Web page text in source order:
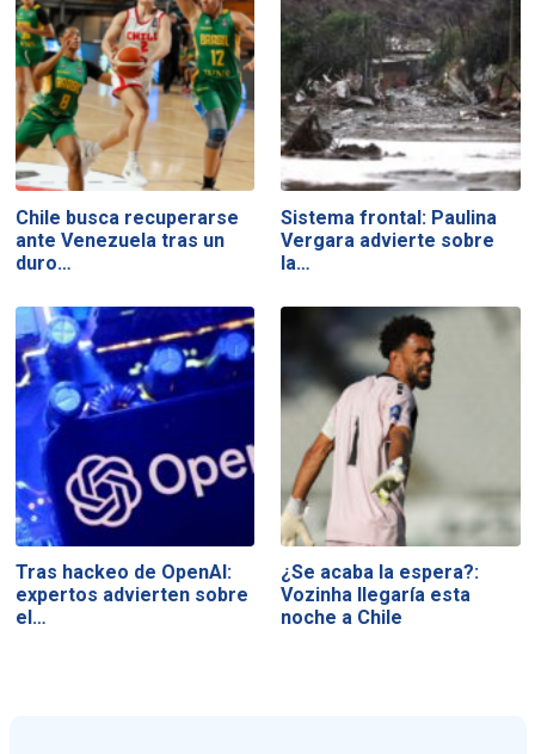
Chile busca recuperarse
ante Venezuela tras un
duro…
Sistema frontal: Paulina
Vergara advierte sobre
la…
Tras hackeo de OpenAI:
expertos advierten sobre
el…
¿Se acaba la espera?:
Vozinha llegaría esta
noche a Chile